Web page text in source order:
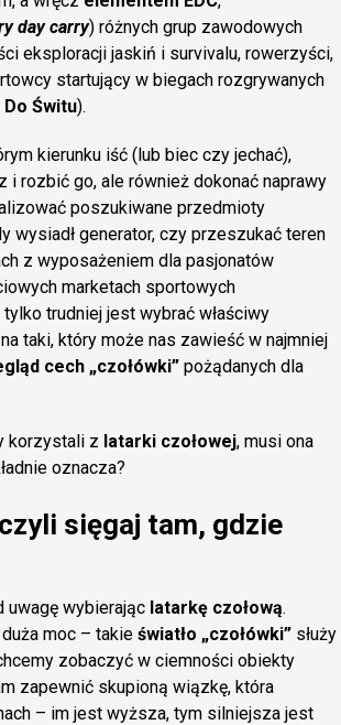
day carry) różnych grup zawodowych
eksploracji jaskiń i survivalu, rowerzyści,
startujący w biegach rozgrywanych
Świtu).
kierunku iść (lub biec czy jechać),
rozbić go, ale również dokonać naprawy
poszukiwane przedmioty
wysiadł generator, czy przeszukać teren
z wyposażeniem dla pasjonatów
marketach sportowych
trudniej jest wybrać właściwy
taki, który może nas zawieść w najmniej
cech „czołówki” pożądanych dla
korzystali z latarki czołowej, musi ona
oznacza?
sięgaj tam, gdzie
uwagę wybierając latarkę czołową.
moc – takie światło „czołówki” służy
zobaczyć w ciemności obiekty
zapewnić skupioną wiązkę, która
– im jest wyższa, tym silniejsza jest